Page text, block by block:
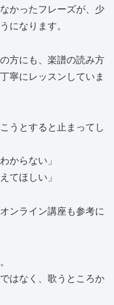
かったフレーズが、少
になります。
方にも、楽譜の読み方
寧にレッスンしていま
うとすると止まってし
からない」
てほしい」
ンライン講座も参考に
はなく、歌うところか